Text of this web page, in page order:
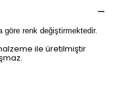
göre renk değiştirmektedir.
ile üretilmiştir